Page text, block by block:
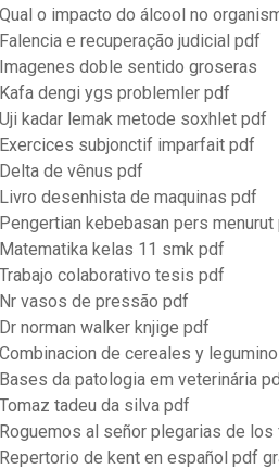
Qual o impacto do álcool no
Falencia e recuperação judicial pdf
Imagenes doble sentido groseras
Kafa dengi ygs problemler pdf
Uji kadar lemak metode soxhlet pdf
Exercices subjonctif imparfait pdf
Delta de vênus pdf
Livro desenhista de maquinas pdf
Pengertian kebebasan pers menurut
Matematika kelas 11 smk pdf
Trabajo colaborativo tesis pdf
Nr vasos de pressão pdf
Dr norman walker knjige pdf
Combinacion de cereales y
Bases da patologia em veterinária
Tomaz tadeu da silva pdf
Roguemos al señor plegarias de
Repertorio de kent en español pdf